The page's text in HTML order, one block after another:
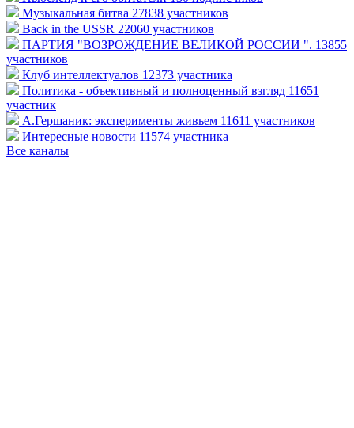
Музыкальная битва 27838 участников
Back in the USSR 22060 участников
ПАРТИЯ "ВОЗРОЖДЕНИЕ ВЕЛИКОЙ РОССИИ ". 13855
участников
Клуб интеллектуалов 12373 участника
Политика - объективный и полноценный взгляд 11651
участник
А.Гершаник: эксперименты живьем 11611 участников
Интересные новости 11574 участника
Все каналы